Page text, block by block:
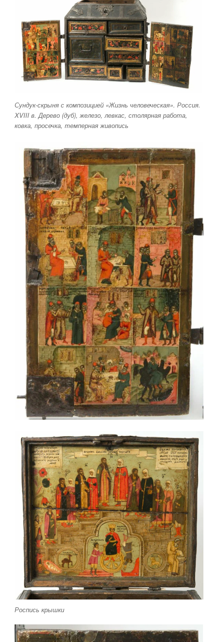
Сундук-скрыня с композицией «Жизнь человеческая». Россия.
XVIII в. Дерево (дуб), железо, левкас, столярная работа,
ковка, просечка, темперная живопись
Роспись крышки